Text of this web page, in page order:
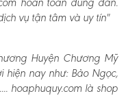
hoàn toàn đúng đắn.
vụ tận tâm và uy tín"
Huyện Chương Mỹ
hiện nay như: Bảo Ngọc,
hoaphuquy.com là shop